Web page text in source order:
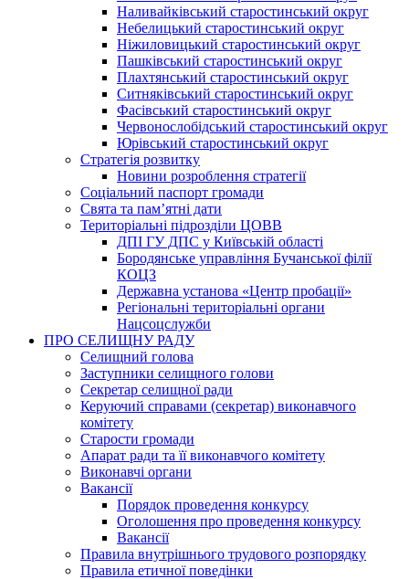
Наливайківський старостинський округ
Небелицький старостинський округ
Ніжиловицький старостинський округ
Пашківський старостинський округ
Плахтянський старостинський округ
Ситняківський старостинський округ
Фасівський старостинський округ
Червонослобідський старостинський округ
Юрівський старостинський округ
Стратегія розвитку
Новини розроблення стратегії
Соціальний паспорт громади
Свята та пам’ятні дати
Територіальні підрозділи ЦОВВ
ДПІ ГУ ДПС у Київській області
Бородянське управління Бучанської філії
КОЦЗ
Державна установа «Центр пробації»
Регіональні територіальні органи
Нацсоцслужби
ПРО СЕЛИЩНУ РАДУ
Селищний голова
Заступники селищного голови
Секретар селищної ради
Керуючий справами (секретар) виконавчого
комітету
Старости громади
Апарат ради та її виконавчого комітету
Виконавчі органи
Вакансії
Порядок проведення конкурсу
Оголошення про проведення конкурсу
Вакансії
Правила внутрішнього трудового розпорядку
Правила етичної поведінки